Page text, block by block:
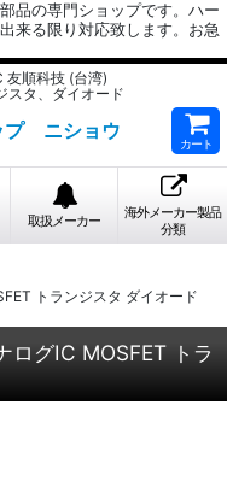
品の専門ショップです。ハー
来る限り対応致します。お急
友順科技 (台湾)
スタ、ダイオード
プ ニショウ
カート
取扱メーカー
海外メーカー製品
分類
トランジスタ ダイオード
グIC MOSFET トラ